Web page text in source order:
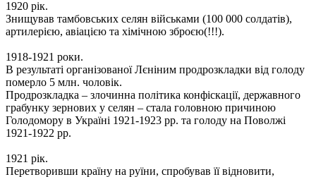
1920 рік.
Знищував тамбовських селян військами (100 000 солдатів),
артилерією, авіацією та хімічною зброєю(!!!).
1918-1921 роки.
В результаті організованої Лєніним продрозкладки від голоду
померло 5 млн. чоловік.
Продрозкладка – злочинна політика конфіскації, державного
грабунку зернових у селян – стала головною причиною
Голодомору в Україні 1921-1923 рр. та голоду на Поволжі
1921-1922 рр.
1921 рік.
Перетворивши країну на руїни, спробував її відновити,